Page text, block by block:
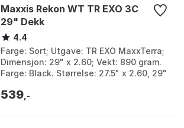
Maxxis Rekon WT TR EXO 3C
29" Dekk
4.4
Farge: Sort; Utgave: TR EXO MaxxTerra;
Dimensjon: 29" x 2.60; Vekt: 890 gram.
Farge: Black. Størrelse: 27.5" x 2.60, 29"
539 ,-